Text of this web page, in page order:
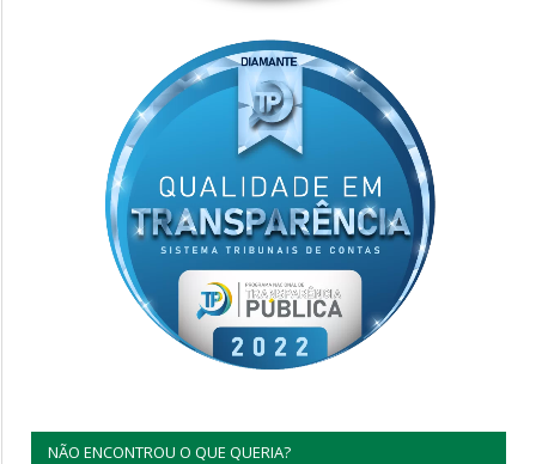
NÃO ENCONTROU O QUE QUERIA?